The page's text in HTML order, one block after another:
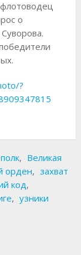
о
?
, Великая
орден, захват
код,
, узники